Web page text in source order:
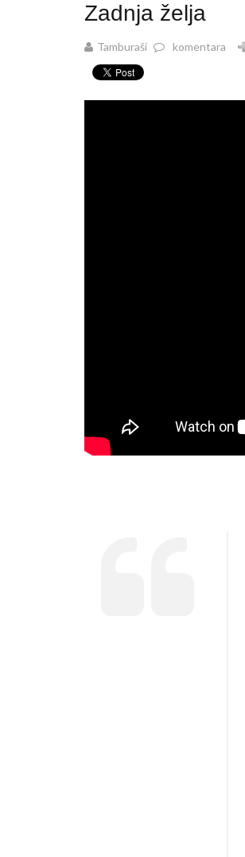
Zadnja želja
Tamburaši komentara